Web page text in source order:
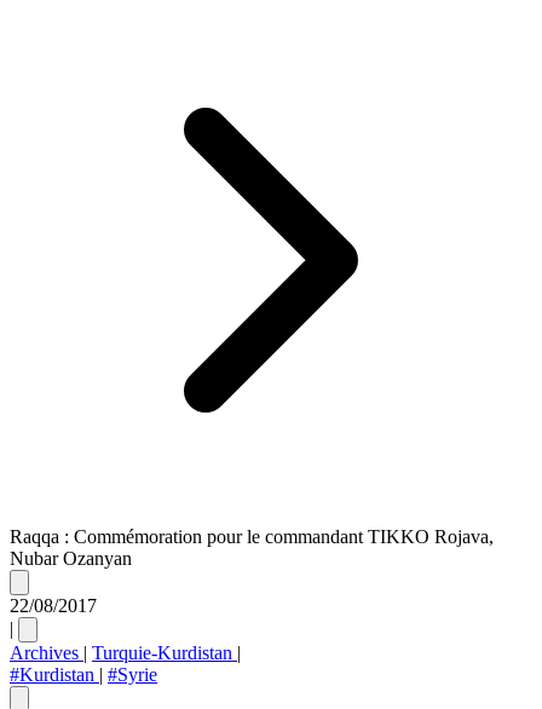
Raqqa : Commémoration pour le commandant TIKKO Rojava,
Nubar Ozanyan
22/08/2017
|
Archives | Turquie-Kurdistan |
#Kurdistan | #Syrie